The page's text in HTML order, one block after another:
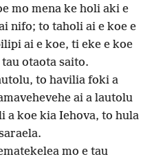
mo mena ke holi aki e
nifo; to taholi ai e koe e
ai e koe, ti eke e koe
otaota saito.
to havilia foki a
ai a lautolu
a koe kia Iehova, to hula
mo e tau